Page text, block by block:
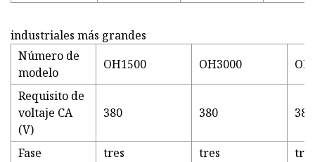
industriales más grandes
Número de
modelo
OH1500 OH3000
Requisito de
voltaje CA
(V)
380 380 380
Fase tres tres
tres